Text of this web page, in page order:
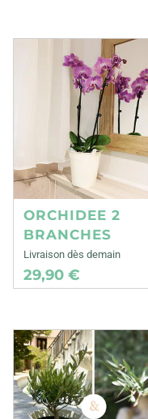
ORCHIDEE 2
BRANCHES
Livraison dès demain
29,90 €